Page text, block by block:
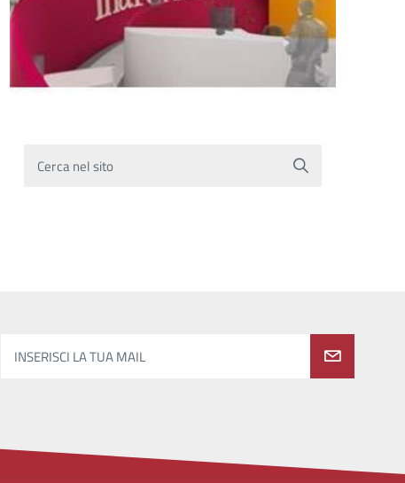
Cerca nel sito
INSERISCI LA TUA MAIL